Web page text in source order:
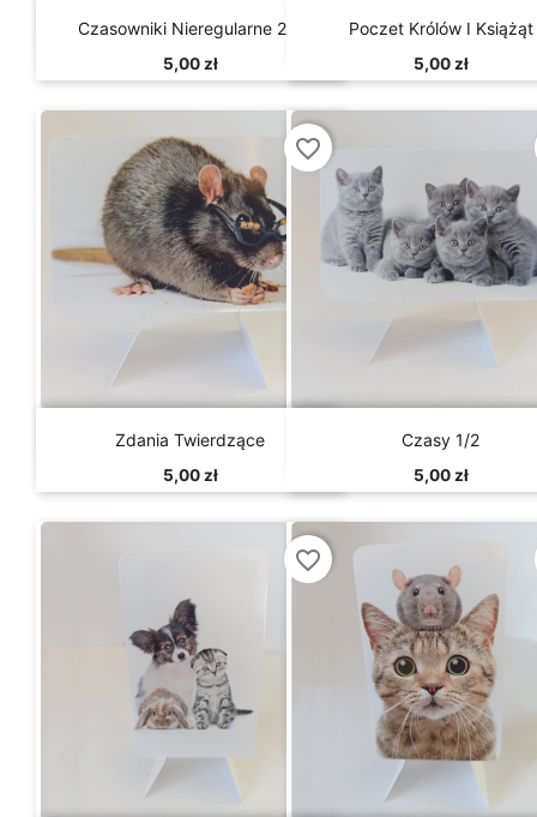
Szybki podgląd
Czasowniki Nieregularne 2/4
5,00 zł
Szybki podgląd
Poczet Królów I Książąt
5,00 zł
Szybki podgląd
Zdania Twierdzące
5,00 zł
favorite_border
Szybki podgląd
Czasy 1/2
5,00 zł
favorite_border